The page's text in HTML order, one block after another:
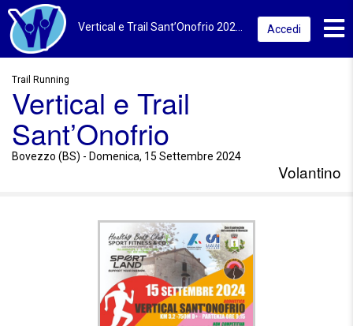
Accedi
Trail Running
Vertical e Trail
Sant’Onofrio
Bovezzo (BS) - Domenica, 15 Settembre 2024
Volantino